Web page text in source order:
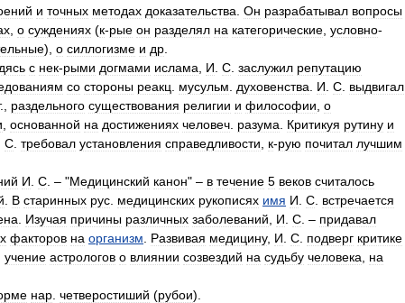
и точных методах доказательства Он разрабатывал вопросы
о суждениях (к-рые он разделял на категорические условно-
), о силлогизме и др
с нек-рыми догмами ислама И С заслужил репутацию
со стороны реакц мусульм духовенства И С выдвигал
., раздельного существования религии и философии о
основанной на достижениях человеч разума Критикуя рутину и
С требовал установления справедливости к-рую почитал лучшим
И С . – "Медицинский канон" – в течение 5 веков считалось
В старинных рус медицинских рукописях имя И С встречается
Изучая причины различных заболеваний И С . – придавал
факторов на организм Развивая медицину, И С подверг критике
учение астрологов о влиянии созвездий на судьбу человека
на
нар четверостиший (рубои).